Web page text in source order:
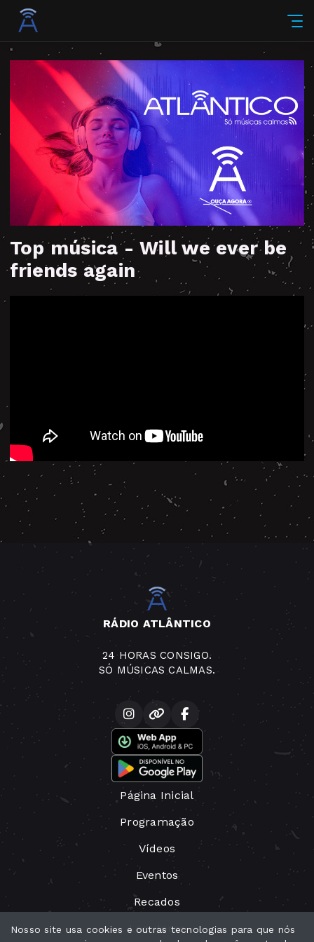
Top música - Will we ever be
friends again
RÁDIO ATLÂNTICO
24 HORAS CONSIGO.
SÓ MÚSICAS CALMAS.
Página Inicial
Programação
Vídeos
Eventos
Recados
Locutores
Nosso site usa cookies e outras tecnologias para que nós